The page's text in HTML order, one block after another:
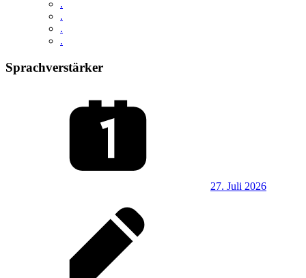
.
.
.
.
Sprachverstärker
27. Juli 2026